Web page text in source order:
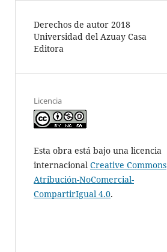
Derechos de autor 2018
Universidad del Azuay Casa
Editora
Licencia
Esta obra está bajo una licencia
internacional Creative Commons
Atribución-NoComercial-
CompartirIgual 4.0.